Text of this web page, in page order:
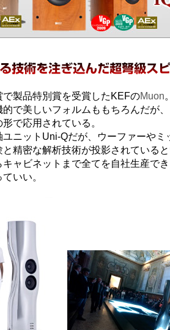
製品特別賞を受賞したKEFのMuon
で美しいフォルムももちろんだが
で応用されている。
ニットUni-Qだが、ウーファーやミ
精密な解析技術が投影されている
ャビネットまで全てを自社生産で
いい。